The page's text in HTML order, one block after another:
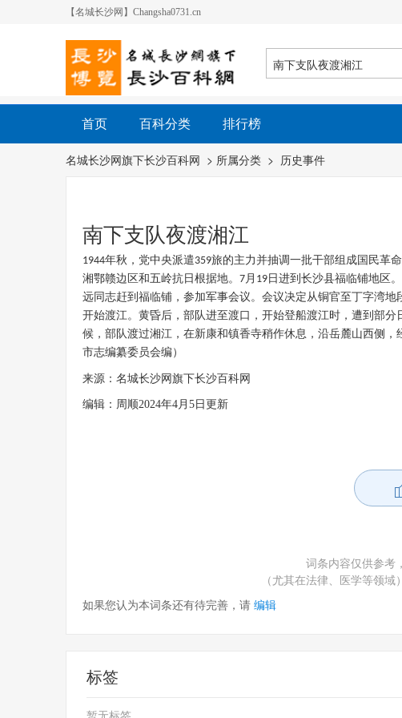
【名城长沙网】Changsha0731.cn
首页 百科分类 排行榜
名城长沙网旗下长沙百科网 > 所属分类 > 历史事件
南下支队夜渡湘江
1944年秋，党中央派遣359旅的主力并抽调一批干部组成国民革
湘鄂赣边区和五岭抗日根据地。 7月 19 日进到长沙县福临铺地区
远同志赶到福临铺，参加军事会议。会议决定从铜官至丁字湾
开始渡江。黄昏后，部队进至渡口，开始登船渡江时，遭到部
候，部队渡过湘江，在新康和镇香寺稍作休息，沿岳麓山西侧，
市志编纂委员会编）
来源：名城长沙网旗下长沙百科网
编辑：周顺2024年4月5日更新
词条内容仅供参考
（尤其在法律、医学等领域
如果您认为本词条还有待完善，请 编辑
标签
暂无标签